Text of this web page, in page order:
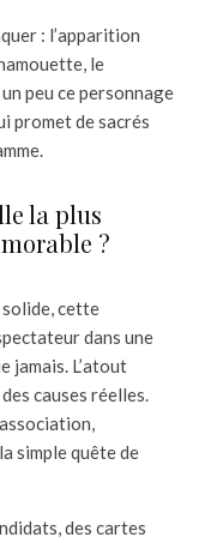
: l’apparition
le
peu ce personnage
promet de sacrés
la plus
?
solide, cette
dans une
jamais. L’atout
causes réelles.
simple quête de
des cartes